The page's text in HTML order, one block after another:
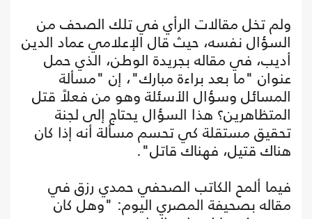
ولم تخل مقالات الرأي في تلك الصحف من
السؤال نفسه، حيث قال الإعلامي عماد الدين
أديب، في مقاله بجريدة الوطن، الذي حمل
عنوان "ما بعد براءة مبارك"، إن "مسألة
المسائل وسؤال الأسئلة وهو من فعلاً قتل
المتظاهرين؟ هذا السؤال يحتاج إلى لجنة
تحقيق مستقلة كي تحسم مسألة أنه إذا كان
هناك قتيل، فهناك قاتل".
فيما ألمح الكاتب الصحفي حمدي رزق في
مقاله بصحيفة المصري اليوم: "وهل كان